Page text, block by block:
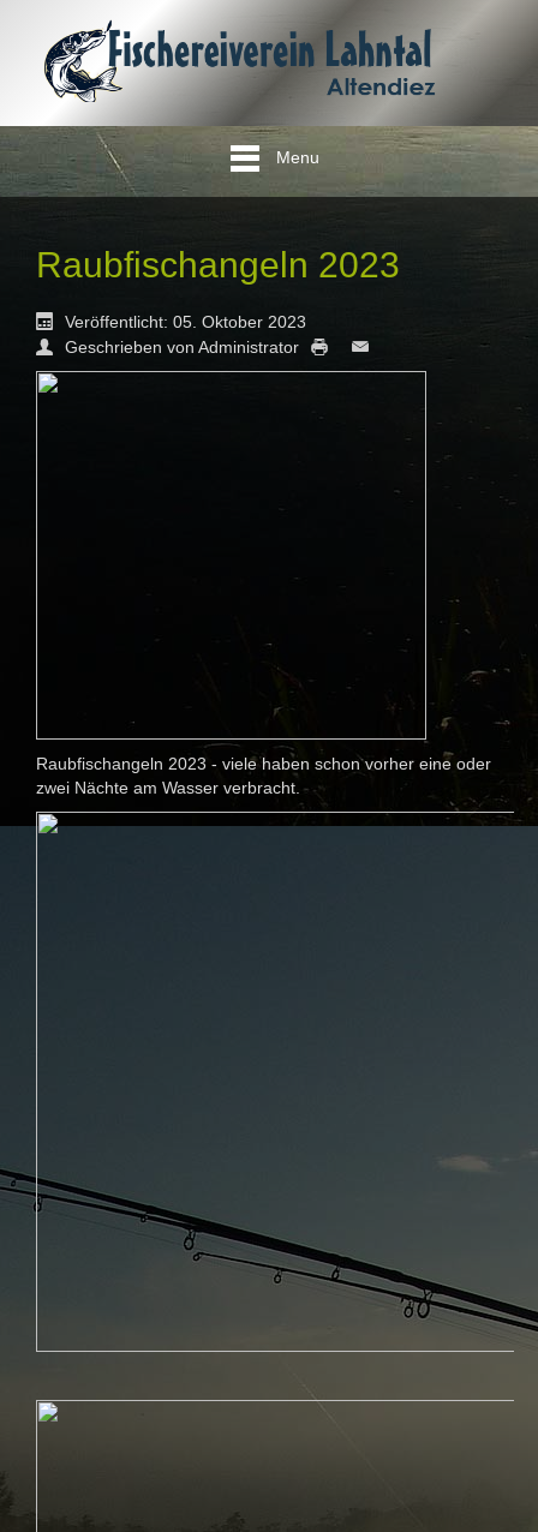
Menu
Raubfischangeln 2023
Veröffentlicht: 05. Oktober 2023
Geschrieben von Administrator
Raubfischangeln 2023 - viele haben schon vorher eine oder
zwei Nächte am Wasser verbracht.